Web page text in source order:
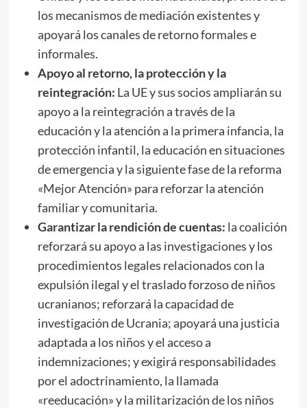
los mecanismos de mediación existentes y
apoyará los canales de retorno formales e
informales.
Apoyo al retorno, la protección y la
reintegración: La UE y sus socios ampliarán su
apoyo a la reintegración a través de la
educación y la atención a la primera infancia, la
protección infantil, la educación en situaciones
de emergencia y la siguiente fase de la reforma
«Mejor Atención» para reforzar la atención
familiar y comunitaria.
Garantizar la rendición de cuentas: la coalición
reforzará su apoyo a las investigaciones y los
procedimientos legales relacionados con la
expulsión ilegal y el traslado forzoso de niños
ucranianos; reforzará la capacidad de
investigación de Ucrania; apoyará una justicia
adaptada a los niños y el acceso a
indemnizaciones; y exigirá responsabilidades
por el adoctrinamiento, la llamada
«reeducación» y la militarización de los niños